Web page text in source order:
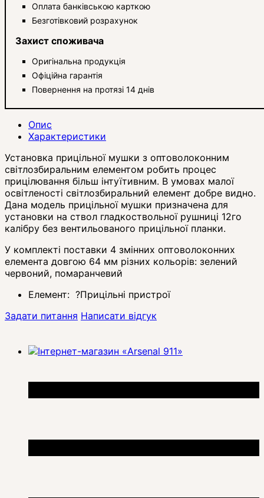
Оплата банківською карткою
Безготівковий розрахунок
Захист споживача
Оригінальна продукція
Офіційна гарантія
Повернення на протязі 14 днів
Опис
Характеристики
Установка прицільної мушки з оптоволоконним
світлозбиральним елементом робить процес
прицілювання більш інтуїтивним. В умовах малої
освітленості світлозбиральний елемент добре видно.
Дана модель прицільної мушки призначена для
установки на ствол гладкоствольної рушниці 12го
калібру без вентильованого прицільної планки.
У комплекті поставки 4 змінних оптоволоконних
елемента довгою 64 мм різних кольорів: зелений
червоний, помаранчевий
Елемент: ?Прицільні пристрої
Задати питання Написати відгук